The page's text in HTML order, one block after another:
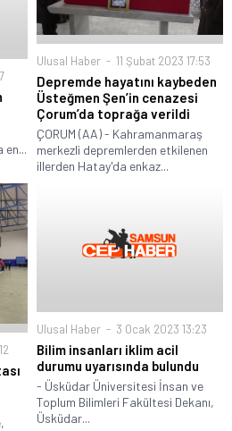
en...
Ulusal Haber 11 Şubat 2023 17:53
Depremde hayatını kaybeden
Üsteğmen Şen’in cenazesi
Çorum’da toprağa verildi
ÇORUM (AA) - Kahramanmaraş
merkezli depremlerden etkilenen
illerden Hatay'da enkaz...
Ulusal Haber 3 Ocak 2023 13:23
Bilim insanları iklim acil
durumu uyarısında bulundu
- Üsküdar Üniversitesi İnsan ve
Toplum Bilimleri Fakültesi Dekanı,
Üsküdar...